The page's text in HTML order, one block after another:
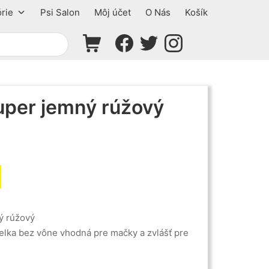
Psi Salon Môj účet O Nás Košík
Shopping CartFacebook
TwitterInstagram
jemný rúžový
rúžový
bez vône vhodná pre mačky a zvlášť pre